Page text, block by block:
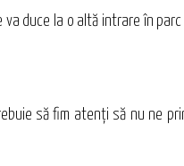
duce la o altă intrare în
să fim atenţi să nu ne